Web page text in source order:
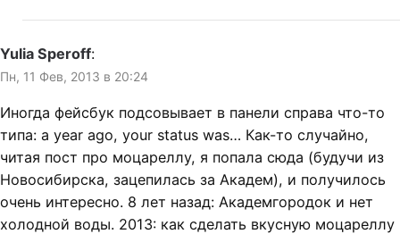
Yulia Speroff:
Пн, 11 Фев, 2013 в 20:24
Иногда фейсбук подсовывает в панели справа что-то
типа: a year ago, your status was… Как-то случайно,
читая пост про моцареллу, я попала сюда (будучи из
Новосибирска, зацепилась за Академ), и получилось
очень интересно. 8 лет назад: Академгородок и нет
холодной воды. 2013: как сделать вкусную моцареллу